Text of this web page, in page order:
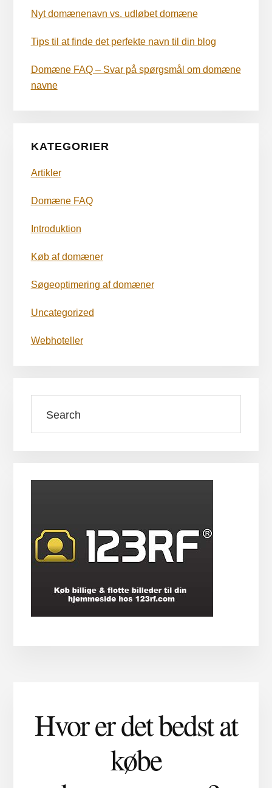
Nyt domænenavn vs. udløbet domæne
Tips til at finde det perfekte navn til din blog
Domæne FAQ – Svar på spørgsmål om domæne
navne
KATEGORIER
Artikler
Domæne FAQ
Introduktion
Køb af domæner
Søgeoptimering af domæner
Uncategorized
Webhoteller
Hvor er det bedst at
købe